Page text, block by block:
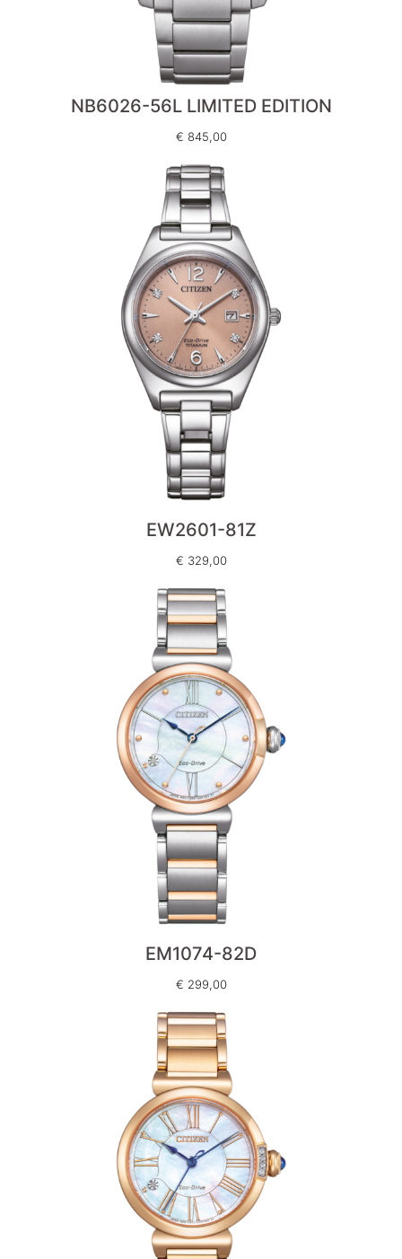
NB6026-56L LIMITED EDITION
€ 845,00
EW2601-81Z
€ 329,00
EM1074-82D
€ 299,00